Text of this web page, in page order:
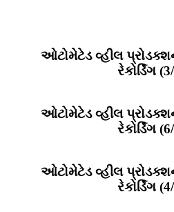
ઓટોમેટેડ વ્હીલ
રેકોર્ડિંગ
ઓટોમેટેડ વ્હીલ
રેકોર્ડિંગ
ઓટોમેટેડ વ્હીલ
રેકોર્ડિંગ